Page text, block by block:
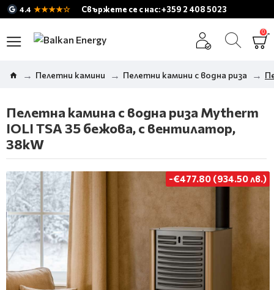
4.4 ★★★★☆ Свържете се с нас: +359 2 408 5023
0
Пелетни камини Пелетни камини с водна риза
Пелетна камина с водна риза Mytherm
IOLI TSA 35 бежова, с вентилатор,
38kW
-€477.80 (934.50 лв.)